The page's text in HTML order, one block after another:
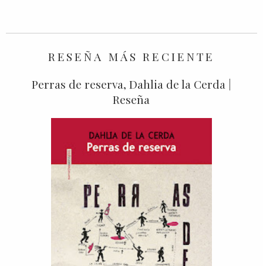
RESEÑA MÁS RECIENTE
Perras de reserva, Dahlia de la Cerda |
Reseña